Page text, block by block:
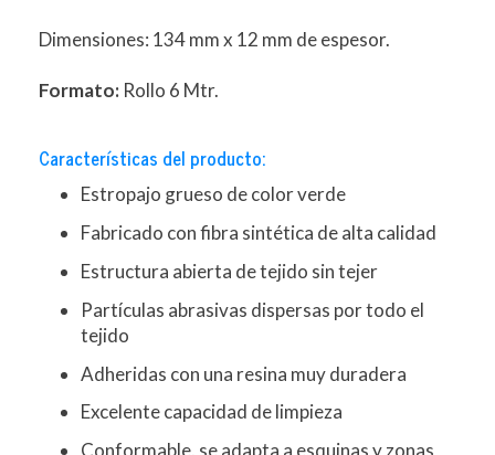
Dimensiones: 134 mm x 12 mm de espesor.
Formato: Rollo 6 Mtr.
Características del producto:
Estropajo grueso de color verde
Fabricado con fibra sintética de alta calidad
Estructura abierta de tejido sin tejer
Partículas abrasivas dispersas por todo el
tejido
Adheridas con una resina muy duradera
Excelente capacidad de limpieza